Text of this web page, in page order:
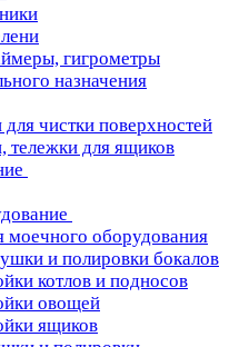
гигрометры
назначения
чистки поверхностей
для ящиков
моечного оборудования
и полировки бокалов
котлов и подносов
овощей
ящиков